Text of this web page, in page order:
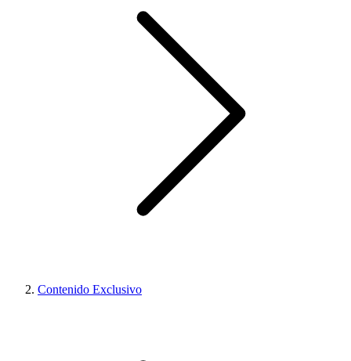
Contenido Exclusivo